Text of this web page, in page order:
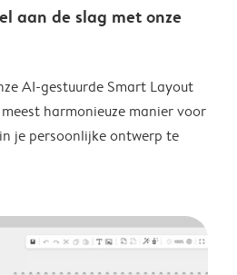
aan de slag met onze
AI-gestuurde Smart Layout
harmonieuze manier voor
je persoonlijke ontwerp te